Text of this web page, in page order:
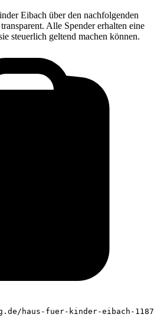
Eibach über den nachfolgenden
Alle Spender erhalten eine
steuerlich geltend machen können.
haus-fuer-kinder-eibach-